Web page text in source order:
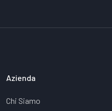
Azienda
Chi Siamo